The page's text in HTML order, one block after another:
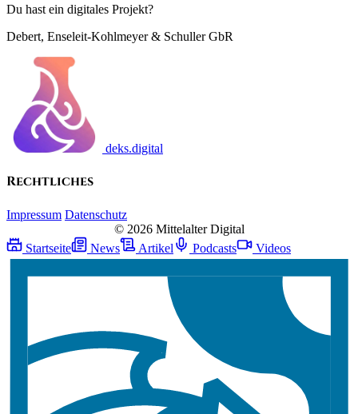
Du hast ein digitales Projekt?
Debert, Enseleit-Kohlmeyer & Schuller GbR
deks.digital
Rechtliches
Impressum Datenschutz
© 2026 Mittelalter Digital
Startseite
News Artikel Podcasts Videos